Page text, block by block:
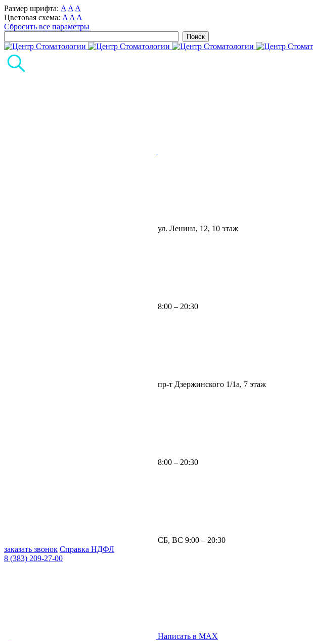
Размер шрифта: A A A
Цветовая схема: A A A
Сбросить все параметры
ул. Ленина, 12, 10 этаж
8:00 – 20:30
пр-т Дзержинского 1/1а, 7 этаж
8:00 – 20:30
СБ, ВС 9:00 – 20:30
заказать звонок Справка НДФЛ
8 (383) 209-27-00
Написать в MAX